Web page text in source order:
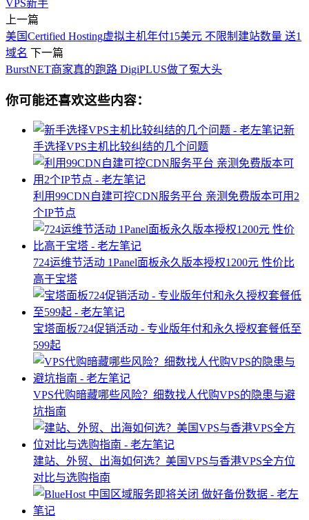
VPS新手
上一篇
美国Certified Hosting虚拟主机年付15美元 不限制建站数量 送1
域名 下一篇
BurstNET商家真的跑路 DigiPLUS做了冤大头
你可能还喜欢这些内容：
新
手选择VPS主机比较纠结的几个问题
利用99CDN自建可控CDN服务平台 亲测免费版本可用2
个IP节点
724运维节活动 1Panel面板永久版本授权1200元 性价比
高于宝塔
宝塔面板724促销活动 - 专业版年付和永久授权套餐低至
599起
VPS代购暗藏哪些风险？细数找人代购VPS的隐患与避
坑指南
建站、外贸、出海如何选？美国VPS与香港VPS全方位
对比与选购指南